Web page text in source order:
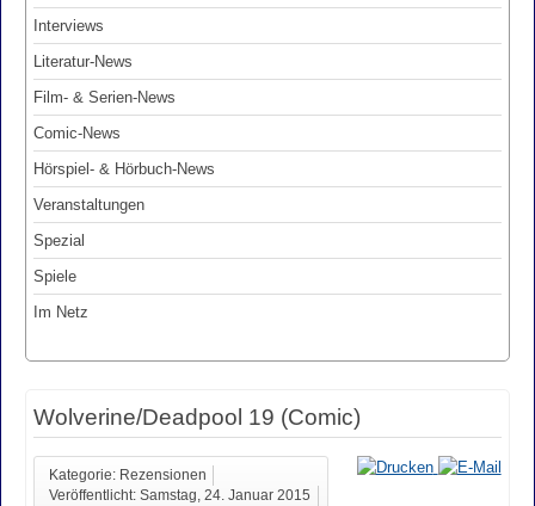
Interviews
Literatur-News
Film- & Serien-News
Comic-News
Hörspiel- & Hörbuch-News
Veranstaltungen
Spezial
Spiele
Im Netz
Wolverine/Deadpool 19 (Comic)
Kategorie: Rezensionen
Veröffentlicht: Samstag, 24. Januar 2015